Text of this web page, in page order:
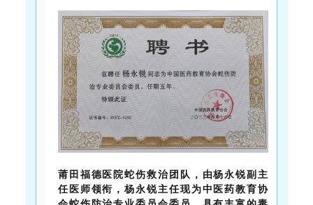
莆田福德医院蛇伤救治团队，由杨永锐副主
任医师领衔，杨永锐主任现为中医药教育协